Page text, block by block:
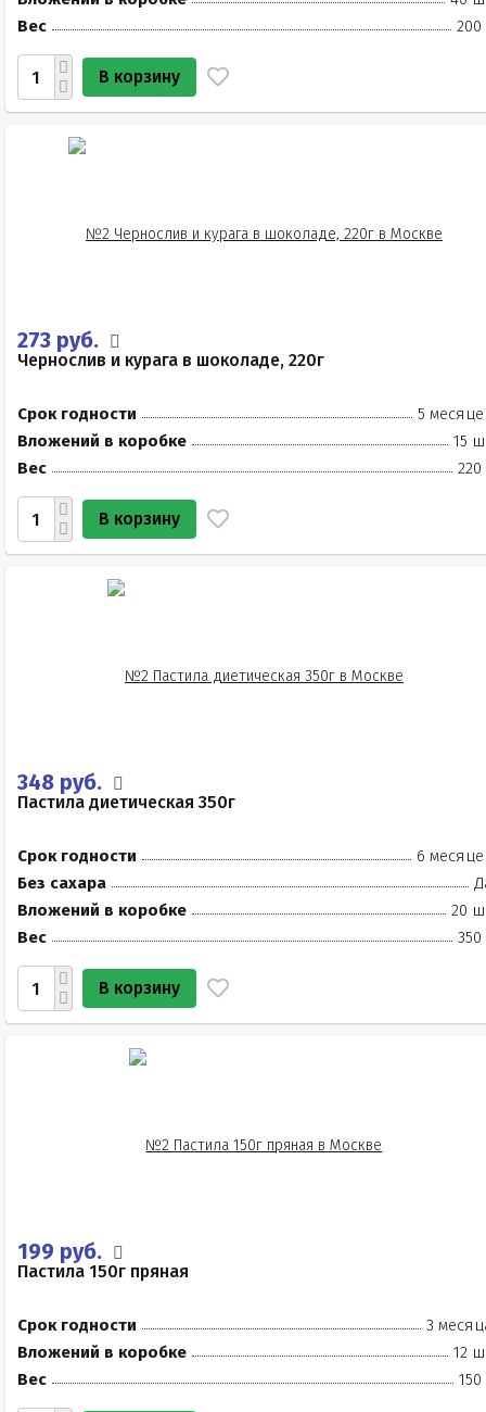
Вес
200
В корзину
273 руб.
Чернослив и курага в шоколаде, 220г
Срок годности
5
Вложений в коробке
15
Вес
220
В корзину
348 руб.
Пастила диетическая 350г
Срок годности
6
Без сахара
Вложений в коробке
20
Вес
350
В корзину
199 руб.
Пастила 150г пряная
Срок годности
3
Вложений в коробке
12
Вес
150